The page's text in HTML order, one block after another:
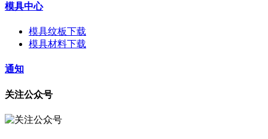
模具中心
模具纹板下载
模具材料下载
通知
关注公众号